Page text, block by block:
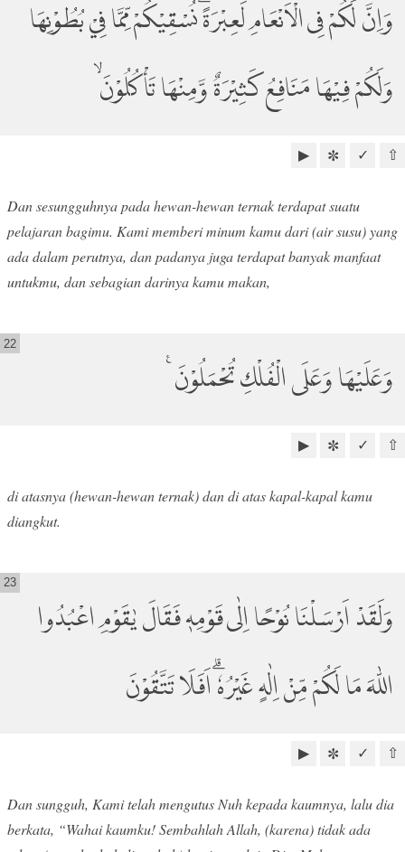
وَاِنَّ لَكُمْ فِى الْاَنْعَامِ لَعِبْرَةًۗ نُسْقِيْكُمْ مِّمَّا فِيْ بُطُوْنِهَا
وَلَكُمْ فِيْهَا مَنَافِعُ كَثِيْرَةٌ وَّمِنْهَا تَأْكُلُوْنَ ۙ
⇧
✓
✼
▶
Dan sesungguhnya pada hewan-hewan ternak terdapat suatu
pelajaran bagimu. Kami memberi minum kamu dari (air susu) yang
ada dalam perutnya, dan padanya juga terdapat banyak manfaat
untukmu, dan sebagian darinya kamu makan,
وَعَلَيْهَا وَعَلَى الْفُلْكِ تُحْمَلُوْنَ ࣖ
22
⇧
✓
✼
▶
di atasnya (hewan-hewan ternak) dan di atas kapal-kapal kamu
diangkut.
وَلَقَدْ اَرْسَلْنَا نُوْحًا اِلٰى قَوْمِهٖ فَقَالَ يٰقَوْمِ اعْبُدُوا
اللّٰهَ مَا لَكُمْ مِّنْ اِلٰهٍ غَيْرُهٗۗ اَفَلَا تَتَّقُوْنَ
23
⇧
✓
✼
▶
Dan sungguh, Kami telah mengutus Nuh kepada kaumnya, lalu dia
berkata, “Wahai kaumku! Sembahlah Allah, (karena) tidak ada